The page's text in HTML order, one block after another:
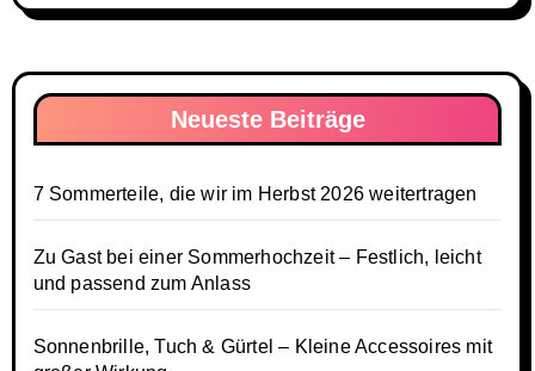
Neueste Beiträge
7 Sommerteile, die wir im Herbst 2026 weitertragen
Zu Gast bei einer Sommerhochzeit – Festlich, leicht
und passend zum Anlass
Sonnenbrille, Tuch & Gürtel – Kleine Accessoires mit